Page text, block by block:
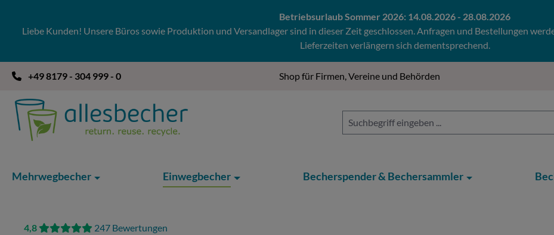
Betriebsurlaub Sommer 2026: 14.08.2026 - 28.08.2026
Liebe Kunden! Unsere Büros sowie Produktion und Versandlager sind in dieser Zeit geschlossen. Anfragen und Bestellungen
Lieferzeiten verlängern sich dementsprechend.
+49 8179 - 304 999 - 0 Shop für Firmen, Vereine und Behörden
Mehrwegbecher Einwegbecher Becherspender & Bechersammler
4,8 247 Bewertungen